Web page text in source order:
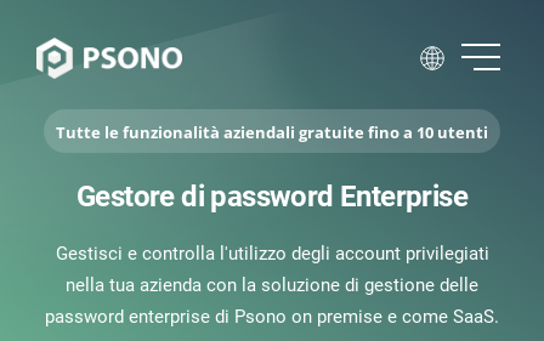
Tutte le funzionalità aziendali gratuite fino a 10 utenti
Gestore di password Enterprise
Gestisci e controlla l'utilizzo degli account privilegiati
nella tua azienda con la soluzione di gestione delle
password enterprise di Psono on premise e come SaaS.